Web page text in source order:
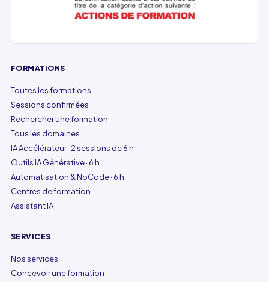
FORMATIONS
Toutes les formations
Sessions confirmées
Rechercher une formation
Tous les domaines
IA Accélérateur · 2 sessions de 6 h
Outils IA Générative · 6 h
Automatisation & NoCode · 6 h
Centres de formation
Assistant IA
SERVICES
Nos services
Concevoir une formation